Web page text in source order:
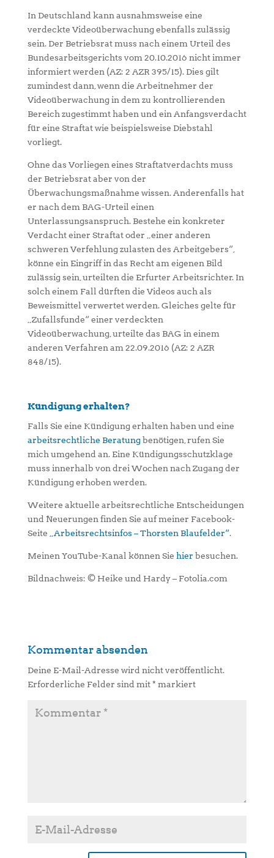
In Deutschland kann ausnahmsweise eine
verdeckte Videoüberwachung ebenfalls zulässig
sein. Der Betriebsrat muss nach einem Urteil des
Bundesarbeitsgerichts vom 20.10.2016 nicht immer
informiert werden (AZ: 2 AZR 395/15). Dies gilt
zumindest dann, wenn die Arbeitnehmer der
Videoüberwachung in dem zu kontrollierenden
Bereich zugestimmt haben und ein Anfangsverdacht
für eine Straftat wie beispielsweise Diebstahl
vorliegt.
Ohne das Vorliegen eines Straftatverdachts muss
der Betriebsrat aber von der
Überwachungsmaßnahme wissen. Anderenfalls hat
er nach dem BAG-Urteil einen
Unterlassungsanspruch. Bestehe ein konkreter
Verdacht einer Straftat oder „einer anderen
schweren Verfehlung zulasten des Arbeitgebers“,
könne ein Eingriff in das Recht am eigenen Bild
zulässig sein, urteilten die Erfurter Arbeitsrichter. In
solch einem Fall dürften die Videos auch als
Beweismittel verwertet werden. Gleiches gelte für
„Zufallsfunde“ einer verdeckten
Videoüberwachung, urteilte das BAG in einem
anderen Verfahren am 22.09.2016 (AZ: 2 AZR
848/15).
Kündigung erhalten?
Falls Sie eine Kündigung erhalten haben und eine
arbeitsrechtliche Beratungbenötigen, rufen Sie
mich umgehend an. Eine Kündigungsschutzklage
muss innerhalb von drei Wochen nach Zugang der
Kündigung erhoben werden.
Weitere aktuelle arbeitsrechtliche Entscheidungen
und Neuerungen finden Sie auf meiner Facebook-
Seite „Arbeitsrechtsinfos – Thorsten Blaufelder“.
Meinen YouTube-Kanal können Sie hier besuchen.
Bildnachweis: © Heike und Hardy – Fotolia.com
Kommentar absenden
Deine E-Mail-Adresse wird nicht veröffentlicht.
Erforderliche Felder sind mit* markiert